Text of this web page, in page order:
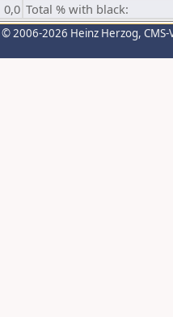
0,0 Total % with black:
© 2006-2026 Heinz Herzog,